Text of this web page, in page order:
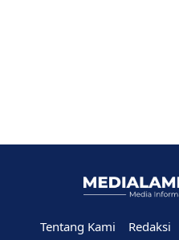
Tentang Kami Redaksi